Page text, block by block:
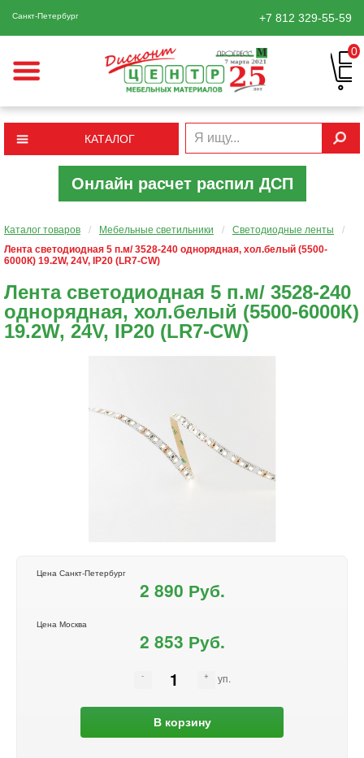
Санкт-Петербург +7 812 329-55-59
0
КАТАЛОГ
Онлайн расчет распил ДСП
Каталог товаров / Мебельные светильники / Светодиодные ленты
/
Лента светодиодная 5 п.м/ 3528-240 однорядная, хол.белый (5500-
6000К) 19.2W, 24V, IP20 (LR7-CW)
Лента светодиодная 5 п.м/ 3528-240
однорядная, хол.белый (5500-6000К)
19.2W, 24V, IP20 (LR7-CW)
Цена Санкт-Петербург
2 890 Руб.
Цена Москва
2 853 Руб.
уп.
В корзину